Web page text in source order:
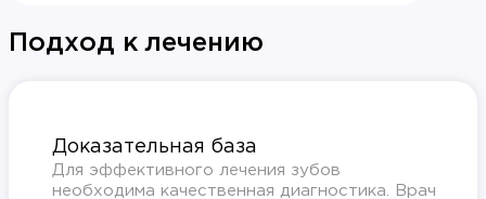
Подход к лечению
Доказательная база
Для эффективного лечения зубов
необходима качественная диагностика. Врач